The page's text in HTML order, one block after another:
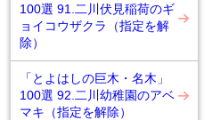
100選 91.二川伏見稲荷のギ
ョイコウザクラ（指定を解
除）
「とよはしの巨木・名木」
100選 92.二川幼稚園のアベ
マキ（指定を解除）